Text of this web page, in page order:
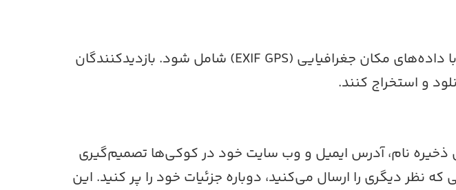
اگر تصاویر را به وبسایت آپلود کنید، نباید آپلود تصاویر با داده‌های مکان جغرافیایی (EXIF GPS) شامل شود. بازدیدکنندگان
و استخراج کنند.
ذخیره نام، آدرس ایمیل و وب سایت خود در کوکی‌ها تصمیم‌گیری
نظر دیگری را ارسال می‌کنید، دوباره جزئیات خود را پر کنید. این